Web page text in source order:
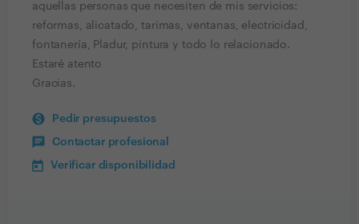
aquellas personas que necesiten de mis servicios:
reformas, alicatado, tarimas, ventanas, electricidad,
fontanería, Pladur, pintura y todo lo relacionado.
Estaré atento
Gracias.
Pedir presupuestos
Contactar profesional
Verificar disponibilidad